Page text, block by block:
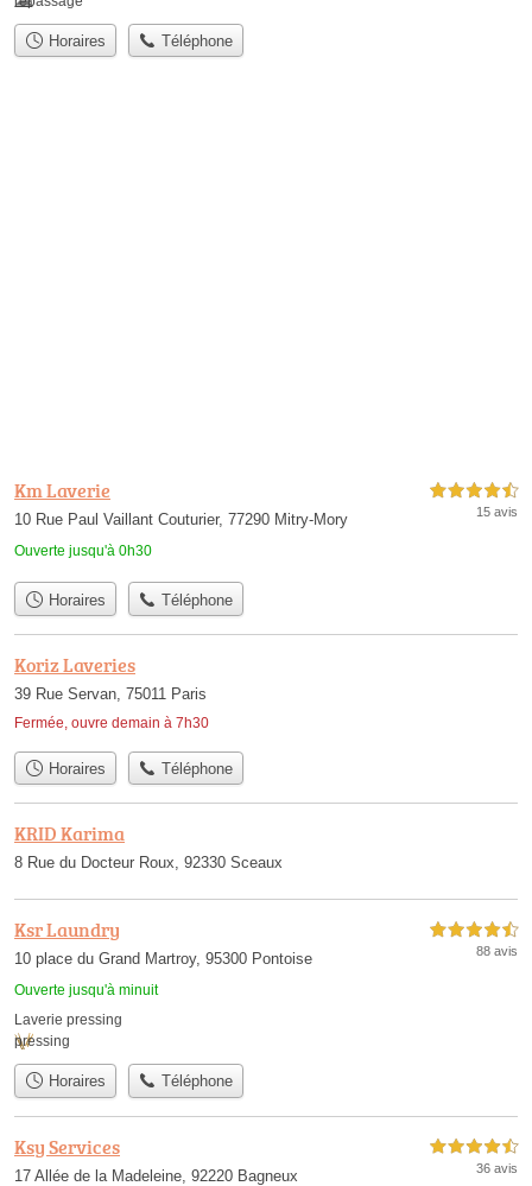
Horaires Téléphone
Km Laverie
10 Rue Paul Vaillant Couturier, 77290 Mitry-Mory
Ouverte jusqu'à 0h30
4,5 étoiles sur 5
15 avis
Horaires Téléphone
Koriz Laveries
39 Rue Servan, 75011 Paris
Fermée, ouvre demain à 7h30
Horaires Téléphone
KRID Karima
8 Rue du Docteur Roux, 92330 Sceaux
Ksr Laundry
10 place du Grand Martroy, 95300 Pontoise
Ouverte jusqu'à minuit
4,5 étoiles sur 5
88 avis
Laverie pressing
pressing
Horaires Téléphone
Ksy Services
17 Allée de la Madeleine, 92220 Bagneux
4,5 étoiles sur 5
36 avis